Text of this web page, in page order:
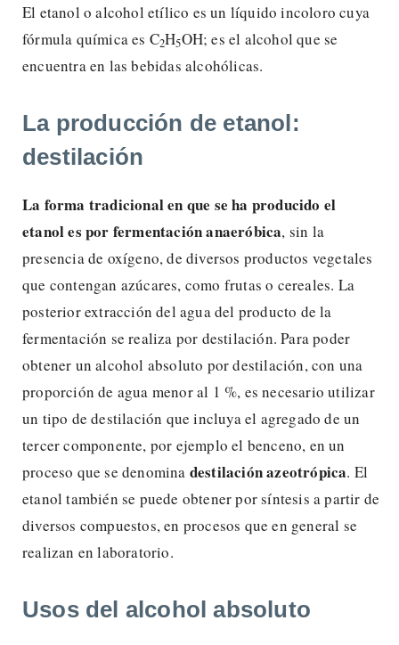
El etanol o alcohol etílico es un líquido incoloro cuya
fórmula química es C2H5OH; es el alcohol que se
encuentra en las bebidas alcohólicas.
La producción de etanol:
destilación
La forma tradicional en que se ha producido el
etanol es por fermentación anaeróbica, sin la
presencia de oxígeno, de diversos productos vegetales
que contengan azúcares, como frutas o cereales. La
posterior extracción del agua del producto de la
fermentación se realiza por destilación. Para poder
obtener un alcohol absoluto por destilación, con una
proporción de agua menor al 1 %, es necesario utilizar
un tipo de destilación que incluya el agregado de un
tercer componente, por ejemplo el benceno, en un
proceso que se denomina destilación azeotrópica. El
etanol también se puede obtener por síntesis a partir de
diversos compuestos, en procesos que en general se
realizan en laboratorio.
Usos del alcohol absoluto